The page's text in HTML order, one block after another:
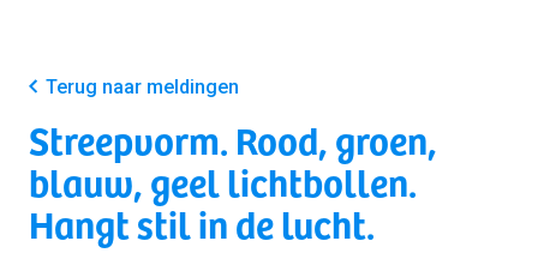
Terug naar meldingen
Streepvorm. Rood, groen,
blauw, geel lichtbollen.
Hangt stil in de lucht.